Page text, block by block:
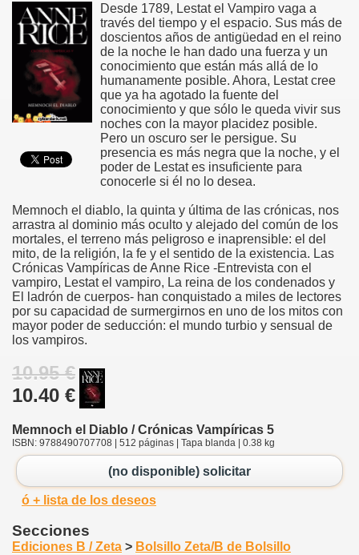
Desde 1789, Lestat el Vampiro vaga a
través del tiempo y el espacio. Sus más de
doscientos años de antigüedad en el reino
de la noche le han dado una fuerza y un
conocimiento que están más allá de lo
humanamente posible. Ahora, Lestat cree
que ya ha agotado la fuente del
conocimiento y que sólo le queda vivir sus
noches con la mayor placidez posible.
Pero un oscuro ser le persigue. Su
presencia es más negra que la noche, y el
poder de Lestat es insuficiente para
conocerle si él no lo desea.
Memnoch el diablo, la quinta y última de las crónicas, nos
arrastra al dominio más oculto y alejado del común de los
mortales, el terreno más peligroso e inaprensible: el del
mito, de la religión, la fe y el sentido de la existencia. Las
Crónicas Vampíricas de Anne Rice -Entrevista con el
vampiro, Lestat el vampiro, La reina de los condenados y
El ladrón de cuerpos- han conquistado a miles de lectores
por su capacidad de surmergirnos en uno de los mitos con
mayor poder de seducción: el mundo turbio y sensual de
los vampiros.
10.95 €
10.40 €
Memnoch el Diablo / Crónicas Vampíricas 5
ISBN: 9788490707708 | 512 páginas | Tapa blanda | 0.38 kg
(no disponible) solicitar
ó + lista de los deseos
Secciones
Ediciones B / Zeta > Bolsillo Zeta/B de Bolsillo